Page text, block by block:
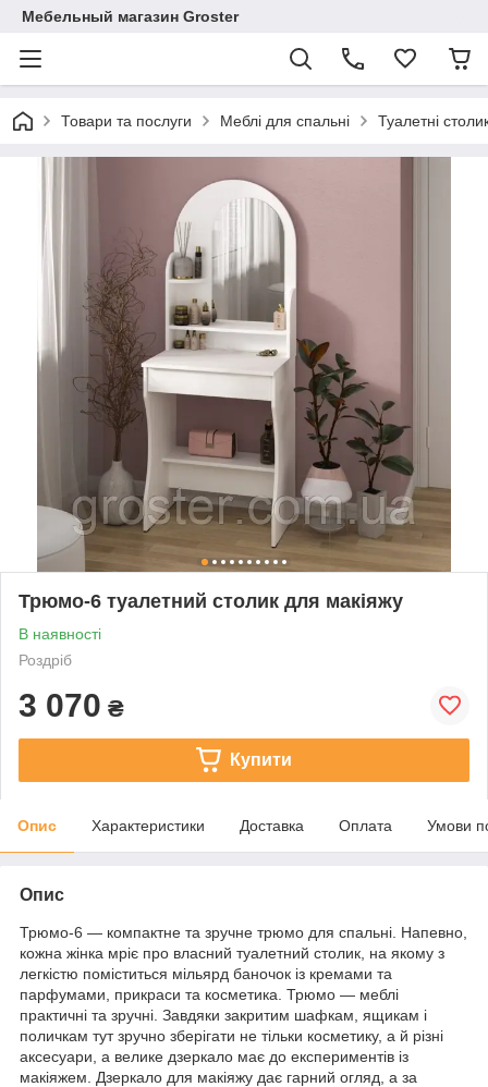
Мебельный магазин Groster
Товари та послуги Меблі для спальні Туалетні
Трюмо-6 туалетний столик для макіяжу
В наявності
Роздріб
3 070 ₴
Купити
Опис Характеристики Доставка Оплата Умови
Опис
Трюмо-6 — компактне та зручне трюмо для спальні. Напевно,
кожна жінка мріє про власний туалетний столик, на якому з
легкістю поміститься мільярд баночок із кремами та
парфумами, прикраси та косметика. Трюмо — меблі
практичні та зручні. Завдяки закритим шафкам, ящикам і
поличкам тут зручно зберігати не тільки косметику, а й різні
аксесуари, а велике дзеркало має до експериментів із
макіяжем. Дзеркало для макіяжу дає гарний огляд, а за